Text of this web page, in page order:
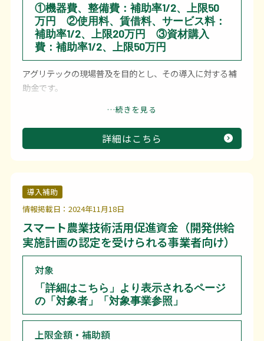
①機器費、整備費：補助率1/2、上限50
万円 ②使用料、賃借料、サービス料：
補助率1/2、上限20万円 ③資材購入
費：補助率1/2、上限50万円
アグリテックの現場普及を目的とし、その導入に対する補
助金です。
助金等の交付を受けていない事業に要する経費（消費税及
び地方消費税を含まない額）で、事業費が10万円以上のも
のとします。ただし、使用料・賃借料・サービス料にかか
…続きを見る
詳細はこちら
導入補助
情報掲載日：2024年11月18日
スマート農業技術活用促進資金（開発供給
実施計画の認定を受けられる事業者向け）
対象
「詳細はこちら」より表示されるページ
の「対象者」「対象事業参照」
上限金額・補助額